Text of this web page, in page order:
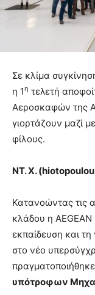
Σε κλίμα
η 1η τελετή
Αεροσκαφών της
γιορτάζουν μαζί
φίλους.
ΝΤ. Χ. (
Κατανοώντας τις
κλάδου η AEGEAN
εκπαίδευση και
στο νέο
υπότροφων